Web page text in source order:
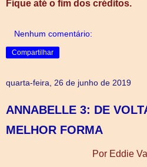
Fique até o fim dos créditos.
Nenhum comentário:
Compartilhar
quarta-feira, 26 de junho de 2019
ANNABELLE 3: DE
MELHOR FORMA
Por Eddie